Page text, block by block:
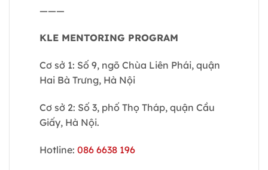
———
KLE MENTORING PROGRAM
Cơ sở 1: Số 9, ngõ Chùa Liên Phái, quận
Hai Bà Trưng, Hà Nội
Cơ sở 2: Số 3, phố Thọ Tháp, quận Cầu
Giấy, Hà Nội.
Hotline: 086 6638 196